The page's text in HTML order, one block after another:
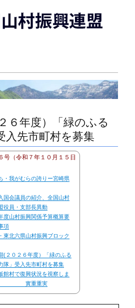
６年度）「緑のふる
入先市町村を募集
号（令和７年１０月１５日
・我がむらの誇りー宮崎県
国会議員の紹介、全国山村
役員・支部長異動
度山村振興関係予算概算要
項
東北六県山村振興ブロック
(２０２６年度）「緑のふる
隊」受入先市町村を募集
館村で復興状況を視察しま
實重重実